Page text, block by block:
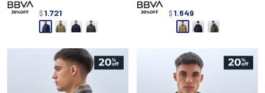
$ 1.721 $ 1.649